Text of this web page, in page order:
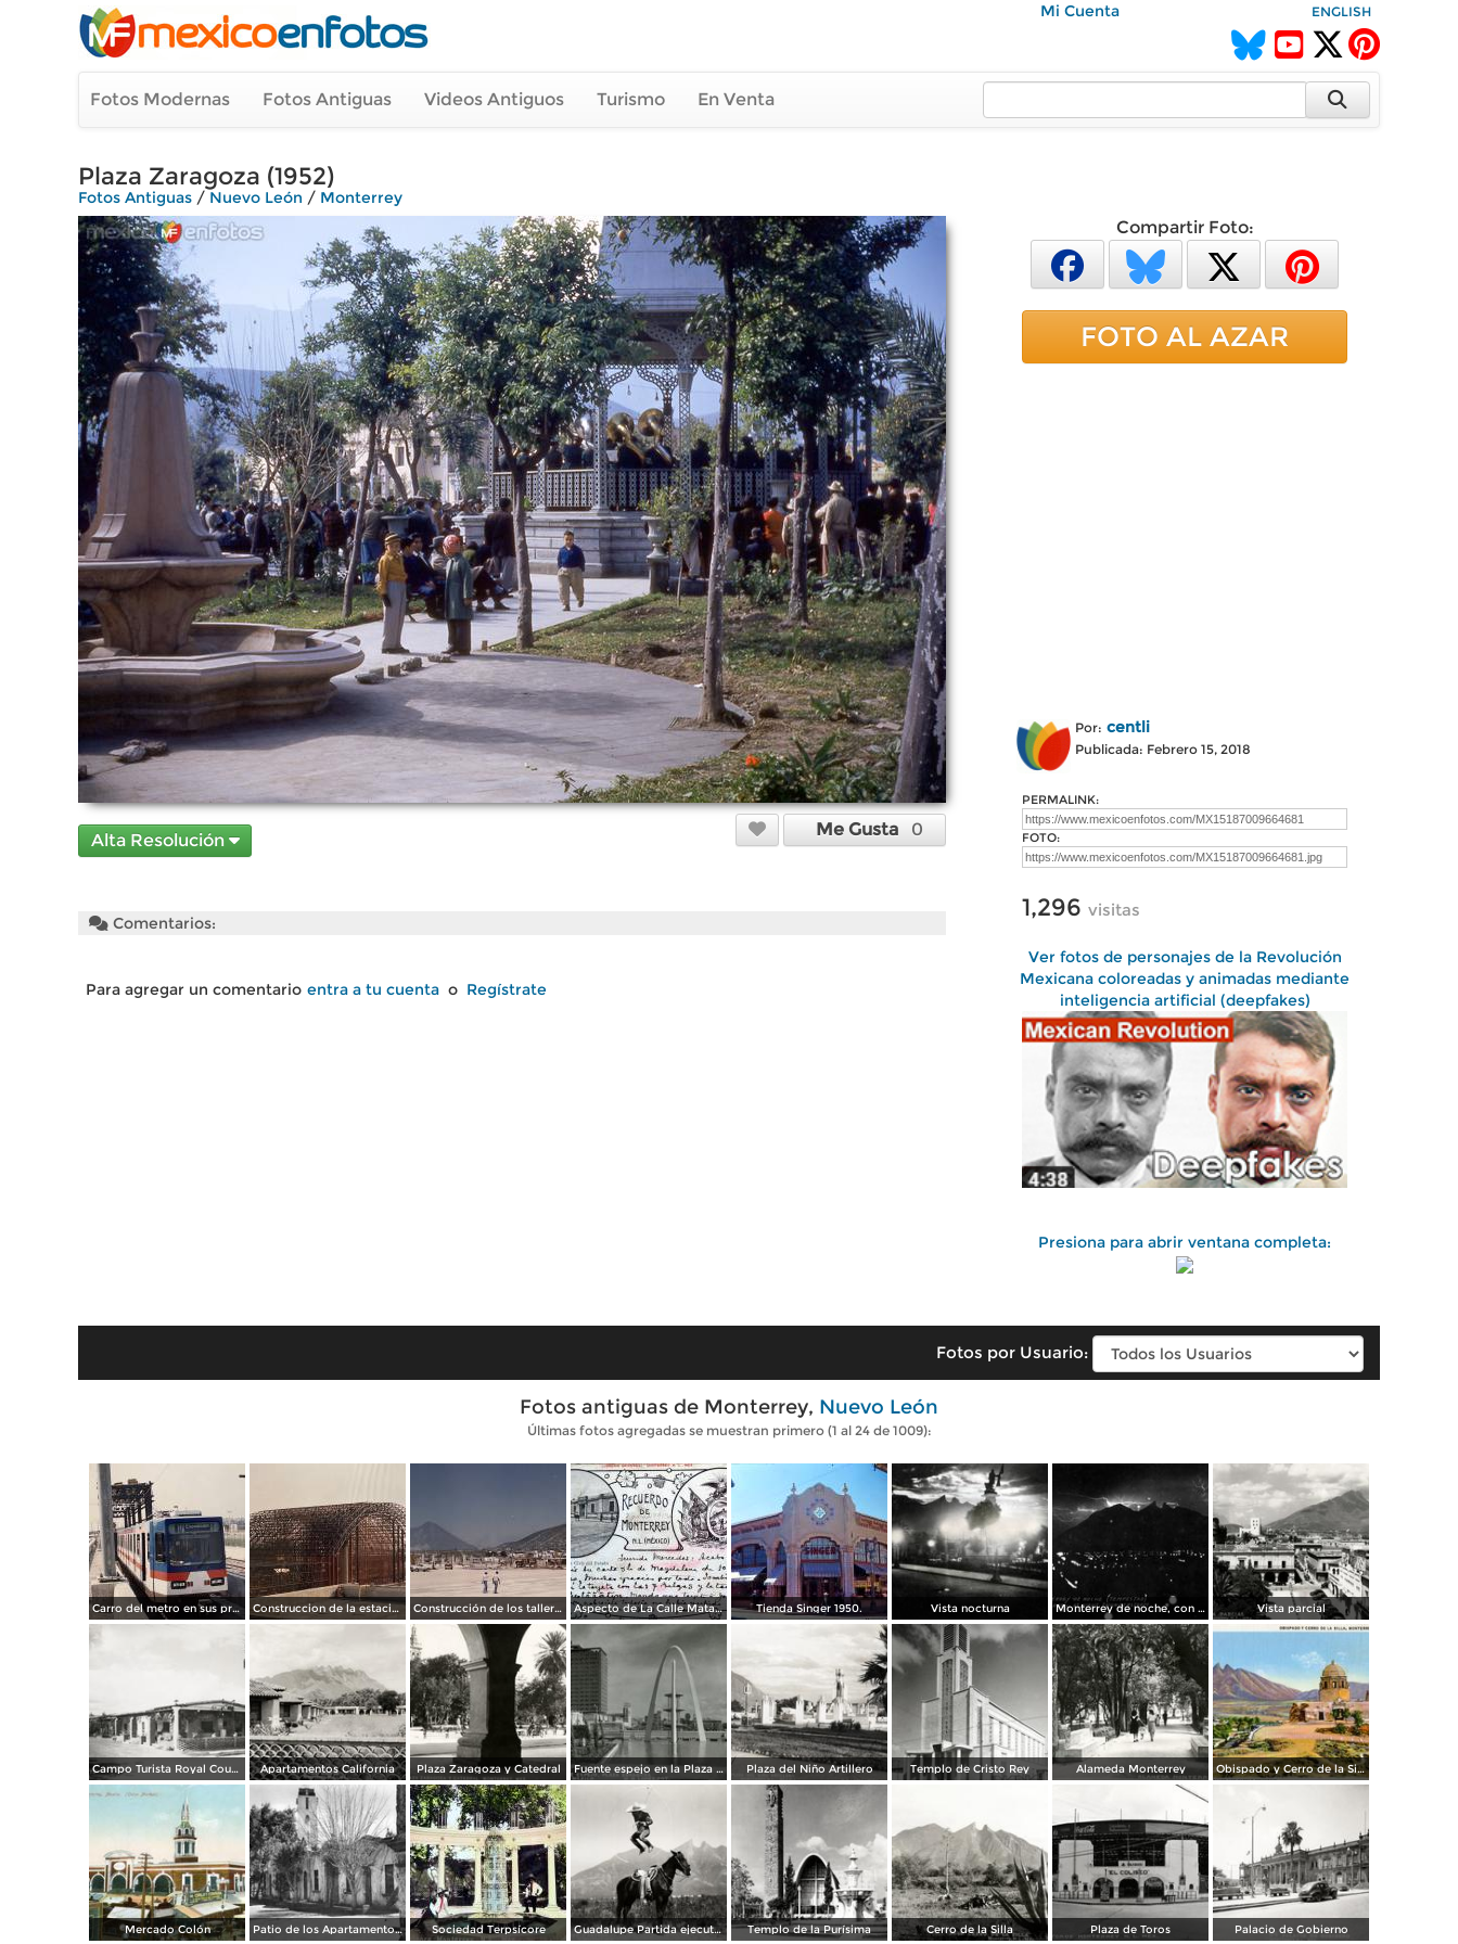
Mi Cuenta ENGLISH
Fotos Modernas Fotos Antiguas Videos Antiguos Turismo En Venta
Plaza Zaragoza (1952)
Fotos Antiguas / Nuevo León / Monterrey
Alta Resolución
Me Gusta 0
Comentarios:
Para agregar un comentario entra a tu cuenta o Regístrate
Compartir Foto:
FOTO AL AZAR
Por: centli
Publicada: Febrero 15, 2018
PERMALINK:
FOTO:
1,296 visitas
Ver fotos de personajes de la Revolución
Mexicana coloreadas y animadas mediante
inteligencia artificial (deepfakes)
Presiona para abrir ventana completa:
Fotos por Usuario:
Fotos antiguas de Monterrey, Nuevo León
Últimas fotos agregadas se muestran primero (1 al 24 de 1009):
Carro del metro en sus primeras pruebas durante 1990 Construccion de la estacion cuauhtemoc Construcción de los talleres del metro Aspecto de La Calle Matamoros ( Circulada el 8 de Abril de 1912 ). Tienda Singer 1950. Vista nocturna Monterrey de noche, con tempestad Vista parcial
Campo Turista Royal Courts Apartamentos California Plaza Zaragoza y Catedral Fuente espejo en la Plaza Zaragoza Plaza del Niño Artillero Templo de Cristo Rey Alameda Monterrey Obispado y Cerro de la Silla
Mercado Colón Patio de los Apartamentos Regina Sociedad Terpsícore Guadalupe Partida ejecutando una charrería con lazo Templo de la Purísima Cerro de la Silla Plaza de Toros Palacio de Gobierno